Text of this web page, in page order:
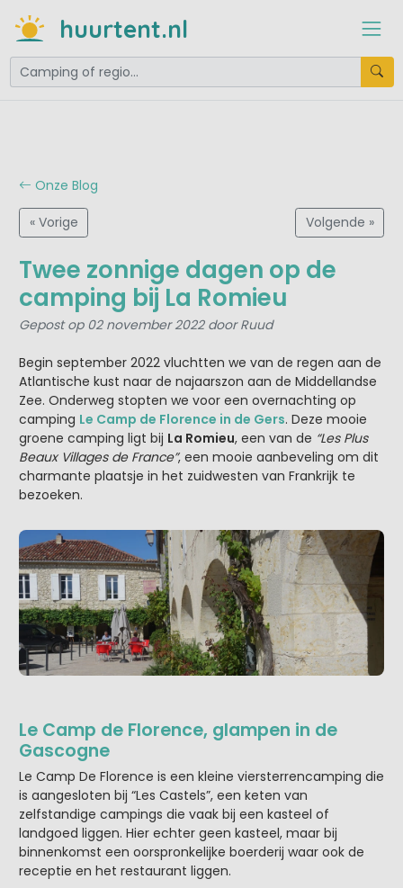
huurtent.nl
Onze Blog
« Vorige Volgende »
Twee zonnige dagen op de
camping bij La Romieu
Gepost op 02 november 2022 door Ruud
Begin september 2022 vluchtten we van de regen aan de
Atlantische kust naar de najaarszon aan de Middellandse
Zee. Onderweg stopten we voor een overnachting op
camping Le Camp de Florence in de Gers. Deze mooie
groene camping ligt bij La Romieu, een van de “Les Plus
Beaux Villages de France”, een mooie aanbeveling om dit
charmante plaatsje in het zuidwesten van Frankrijk te
bezoeken.
Le Camp de Florence, glampen in de
Gascogne
Le Camp De Florence is een kleine viersterrencamping die
is aangesloten bij “Les Castels”, een keten van
zelfstandige campings die vaak bij een kasteel of
landgoed liggen. Hier echter geen kasteel, maar bij
binnenkomst een oorspronkelijke boerderij waar ook de
receptie en het restaurant liggen.